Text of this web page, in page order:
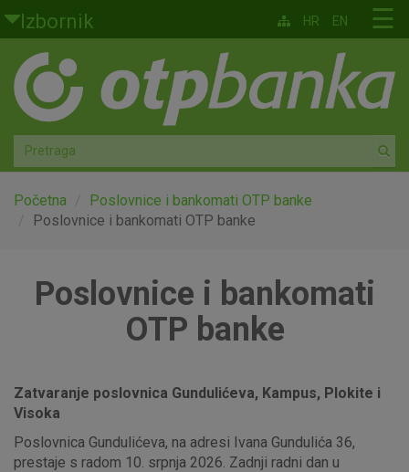
Skoči na glavni sadržaj
Izbornik
Građani
Privatno bankarstvo
Agro
Mala poduzeća i obrtnici
Globalna tržišta
☰
HR EN
Početna
Poslovnice i bankomati OTP banke
Poslovnice i bankomati OTP banke
Poslovnice i bankomati
OTP banke
Zatvaranje poslovnica Gundulićeva, Kampus, Plokite i
Visoka
Poslovnica Gundulićeva, na adresi Ivana Gundulića 36,
prestaje s radom 10. srpnja 2026. Zadnji radni dan u